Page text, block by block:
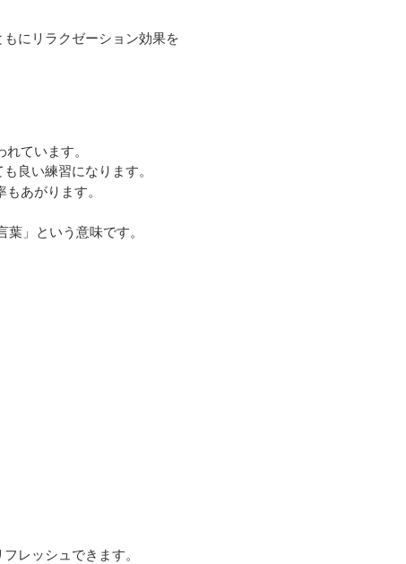
にリラクゼーション効果を
ています。
良い練習になります。
あがります。
」という意味です。
レッシュできます。